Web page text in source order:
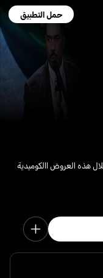
حمل التطبيق
هذه العروض االكوميدية